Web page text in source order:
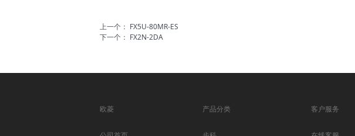
上一个： FX5U-80MR-ES
下一个： FX2N-2DA
欧菱 产品分类 客户服务